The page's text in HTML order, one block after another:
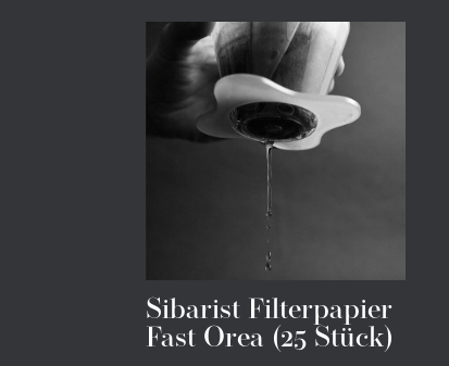
Sibarist Filterpapier
Fast Orea (25 Stück)